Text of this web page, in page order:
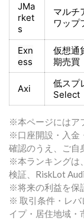
JMa
rket
s
マルチ
ワップ
Exn
ess
仮想通
期売買
Axi 低スプ
Select
※本ページにはア
※口座開設・入金
確認のうえ、ご自
※本ランキングは
検証、RiskLot
※将来の利益を保
※ 取引条件・レバ
イプ・居住地域・